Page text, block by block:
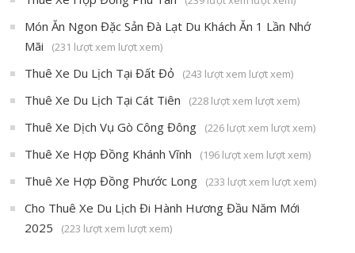
Món Ăn Ngon Đặc Sản Đà Lạt Du Khách Ăn 1 Lần Nhớ
Mãi
(231 lượt xem lượt xem)
Thuê Xe Du Lịch Tại Đất Đỏ (243 lượt xem lượt xem)
Thuê Xe Du Lịch Tại Cát Tiên (228 lượt xem lượt xem)
Thuê Xe Dịch Vụ Gò Công Đông (226 lượt xem lượt xem)
Thuê Xe Hợp Đồng Khánh Vĩnh (196 lượt xem lượt xem)
Thuê Xe Hợp Đồng Phước Long (233 lượt xem lượt xem)
Cho Thuê Xe Du Lịch Đi Hành Hương Đầu Năm Mới
2025
(223 lượt xem lượt xem)